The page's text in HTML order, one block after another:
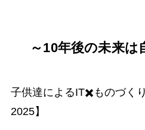
～10年後の未来は
子供達によるIT✖️ものづく
2025】